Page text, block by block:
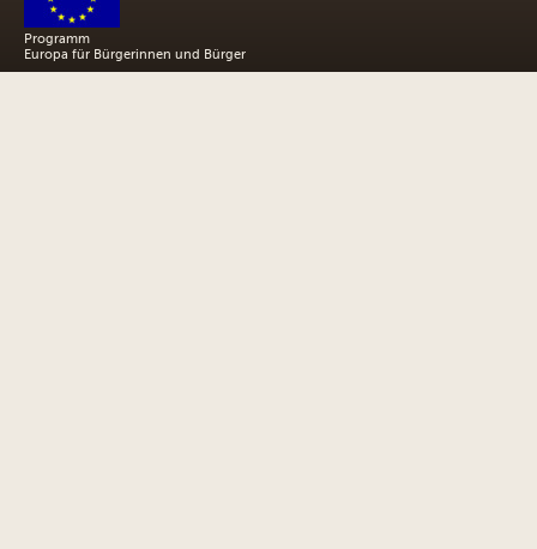
Programm
Europa für Bürgerinnen und Bürger